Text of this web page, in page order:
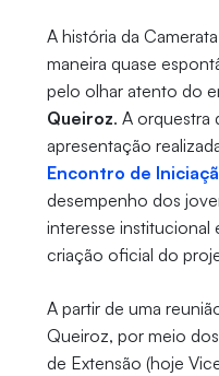
A história da
maneira quase
pelo olhar atento do
Queiroz. A orquestra
apresentação
Encontro de
desempenho dos
interesse institucional
criação oficial do
A partir de uma
Queiroz, por meio
de Extensão (hoje